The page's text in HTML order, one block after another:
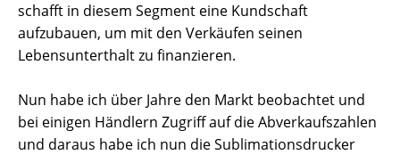
schafft in diesem Segment eine Kundschaft
aufzubauen, um mit den Verkäufen seinen
Lebensunterthalt zu finanzieren.
Nun habe ich über Jahre den Markt beobachtet und
bei einigen Händlern Zugriff auf die Abverkaufszahlen
und daraus habe ich nun die Sublimationsdrucker